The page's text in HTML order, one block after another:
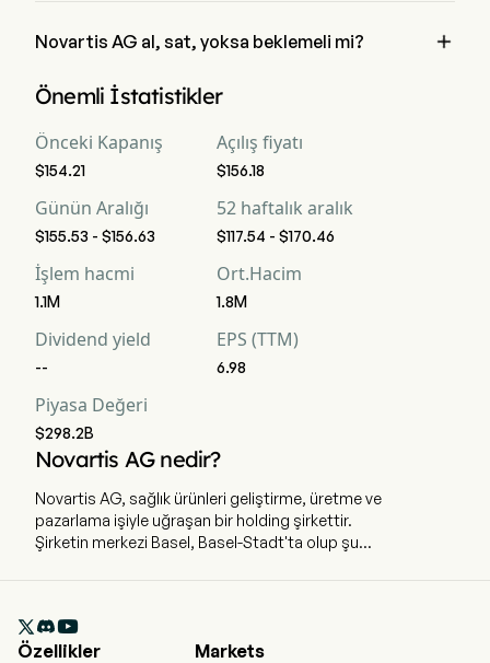
Novartis AG al, sat, yoksa beklemeli mi? 
analist derecelendirmeleri gerçekleştirdi, bunlar 5 güçlü al, 8
Önemli İstatistikler
Önceki Kapanış
$154.21
Açılış fiyatı
$156.18
Günün Aralığı
$155.53 - $156.63
52 haftalık aralık
$117.54 - $170.46
İşlem hacmi
1.1M
Ort.Hacim
1.8M
Dividend yield
--
EPS (TTM)
6.98
Piyasa Değeri
$298.2B
Novartis AG nedir?
Novartis AG, sağlık ürünleri geliştirme, üretme ve
pazarlama işiyle uğraşan bir holding şirkettir.
Şirketin merkezi Basel, Basel-Stadt'ta olup şu
ilaçları, aktif farmasötik maddeleri (API),
biyobenzerleri ve oftalmolojik ürünleri geliştirir,

Özellikler
Markets